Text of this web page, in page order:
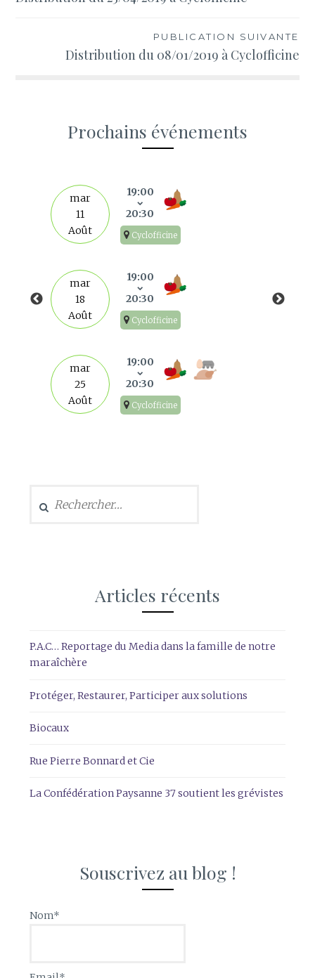
de
PUBLICATION SUIVANTE
Distribution du 08/01/2019 à Cyclofficine
Prochains événements
mar
11
Août
19:00
20:30
Cyclofficine
mar
18
Août
19:00
20:30
Cyclofficine
mar
25
Août
19:00
20:30
Cyclofficine
Articles récents
P.A.C… Reportage du Media dans la famille de notre
maraîchère
Protéger, Restaurer, Participer aux solutions
Biocaux
Rue Pierre Bonnard et Cie
La Confédération Paysanne 37 soutient les grévistes
Souscrivez au blog !
Nom*